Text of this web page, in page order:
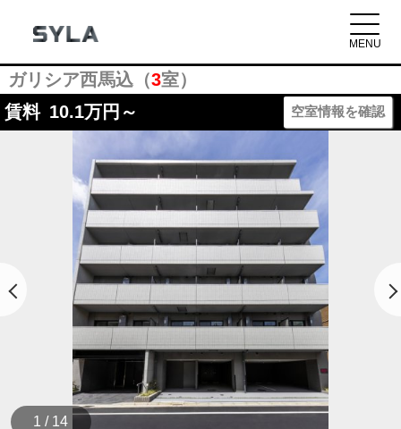
ガリシア西馬込（3室）
賃料 10.1万円～ 空室情報を確認
1 / 14